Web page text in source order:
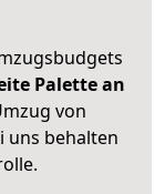
Palette an
von
uns behalten